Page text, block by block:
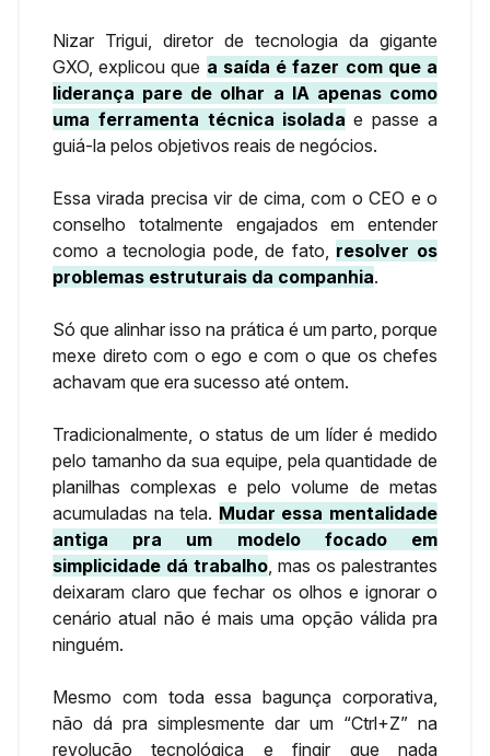
Nizar Trigui, diretor de tecnologia da gigante
GXO, explicou que a saída é fazer com que a
liderança pare de olhar a IA apenas como
uma ferramenta técnica isolada e passe a
guiá-la pelos objetivos reais de negócios.
Essa virada precisa vir de cima, com o CEO e o
conselho totalmente engajados em entender
como a tecnologia pode, de fato, resolver os
problemas estruturais da companhia.
Só que alinhar isso na prática é um parto, porque
mexe direto com o ego e com o que os chefes
achavam que era sucesso até ontem.
Tradicionalmente, o status de um líder é medido
pelo tamanho da sua equipe, pela quantidade de
planilhas complexas e pelo volume de metas
acumuladas na tela. Mudar essa mentalidade
antiga pra um modelo focado em
simplicidade dá trabalho , mas os palestrantes
deixaram claro que fechar os olhos e ignorar o
cenário atual não é mais uma opção válida pra
ninguém.
Mesmo com toda essa bagunça corporativa,
não dá pra simplesmente dar um “Ctrl+Z” na
revolução tecnológica e fingir que nada